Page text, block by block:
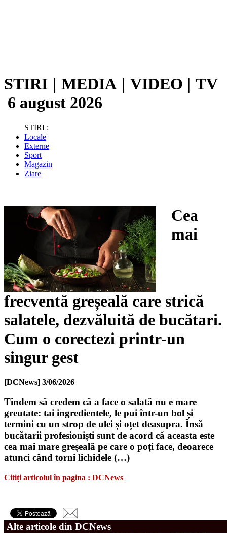
STIRI | MEDIA | VIDEO | TV
6 august 2026
STIRI :
Locale
Externe
Sport
Magazin
Ziare
Cea
mai
frecventă greșeală care strică
salatele, dezvăluită de bucătari.
Cum o corectezi printr-un
singur gest
[DCNews] 3/06/2026
Tindem să credem că a face o salată nu e mare
greutate: tai ingredientele, le pui într-un bol și
termini cu un strop de ulei și oțet deasupra. Însă
bucătarii profesioniști sunt de acord că aceasta este
cea mai mare greșeală pe care o poți face, deoarece
atunci când torni lichidele (…)
Citiți articolul în pagina : DCNews
Alte articole din DCNews